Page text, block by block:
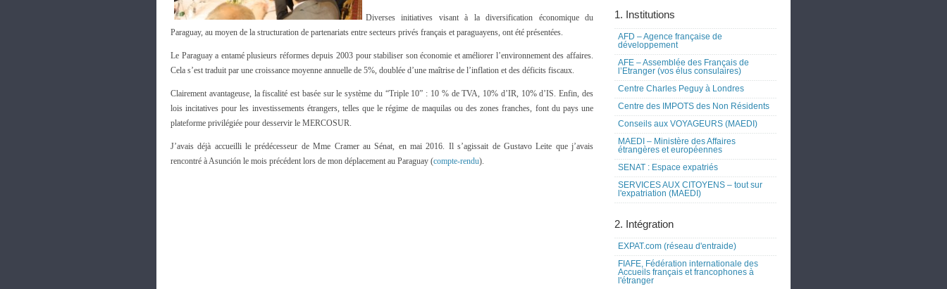
Diverses initiatives visant à la diversification économique du
Paraguay, au moyen de la structuration de partenariats entre secteurs privés français et paraguayens, ont été présentées.
Le Paraguay a entamé plusieurs réformes depuis 2003 pour stabiliser son économie et améliorer l’environnement des affaires.
Cela s’est traduit par une croissance moyenne annuelle de 5%, doublée d’une maîtrise de l’inflation et des déficits fiscaux.
Clairement avantageuse, la fiscalité est basée sur le système du “Triple 10” : 10 % de TVA, 10% d’IR, 10% d’IS. Enfin, des
lois incitatives pour les investissements étrangers, telles que le régime de maquilas ou des zones franches, font du pays une
plateforme privilégiée pour desservir le MERCOSUR.
J’avais déjà accueilli le prédécesseur de Mme Cramer au Sénat, en mai 2016. Il s’agissait de Gustavo Leite que j’avais
rencontré à Asunción le mois précédent lors de mon déplacement au Paraguay (compte-rendu).
1. Institutions
AFD – Agence française de
développement
AFE – Assemblée des Français de
l’Etranger (vos élus consulaires)
Centre Charles Peguy à Londres
Centre des IMPOTS des Non Résidents
Conseils aux VOYAGEURS (MAEDI)
MAEDI – Ministère des Affaires
étrangères et européennes
SENAT : Espace expatriés
SERVICES AUX CITOYENS – tout sur
l'expatriation (MAEDI)
2. Intégration
EXPAT.com (réseau d'entraide)
FIAFE, Fédération internationale des
Accueils français et francophones à
l'étranger